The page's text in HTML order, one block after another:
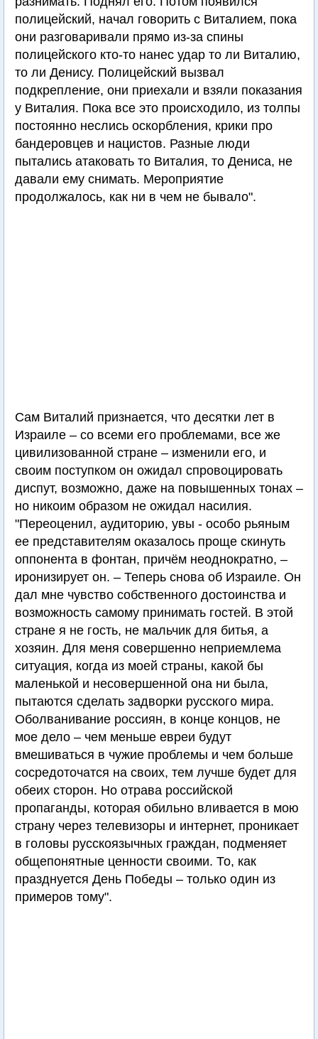
полицейский, начал говорить с Виталием, пока
они разговаривали прямо из-за спины
полицейского кто-то нанес удар то ли Виталию,
то ли Денису. Полицейский вызвал
подкрепление, они приехали и взяли показания
у Виталия. Пока все это происходило, из толпы
постоянно неслись оскорбления, крики про
бандеровцев и нацистов. Разные люди
пытались атаковать то Виталия, то Дениса, не
давали ему снимать. Мероприятие
продолжалось, как ни в чем не бывало".
Сам Виталий признается, что десятки лет в
Израиле – со всеми его проблемами, все же
цивилизованной стране – изменили его, и
своим поступком он ожидал спровоцировать
диспут, возможно, даже на повышенных тонах –
но никоим образом не ожидал насилия.
"Переоценил, аудиторию, увы - особо рьяным
ее представителям оказалось проще скинуть
оппонента в фонтан, причём неоднократно, –
иронизирует он. – Теперь снова об Израиле. Он
дал мне чувство собственного достоинства и
возможность самому принимать гостей. В этой
стране я не гость, не мальчик для битья, а
хозяин. Для меня совершенно неприемлема
ситуация, когда из моей страны, какой бы
маленькой и несовершенной она ни была,
пытаются сделать задворки русского мира.
Оболванивание россиян, в конце концов, не
мое дело – чем меньше евреи будут
вмешиваться в чужие проблемы и чем больше
сосредоточатся на своих, тем лучше будет для
обеих сторон. Но отрава российской
пропаганды, которая обильно вливается в мою
страну через телевизоры и интернет, проникает
в головы русскоязычных граждан, подменяет
общепонятные ценности своими. То, как
празднуется День Победы – только один из
примеров тому".